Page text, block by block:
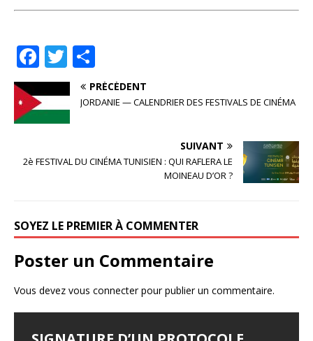
F
a
c
e
o
T
w
it
te
ar
ta
r
PRÉCÉDENT
JORDANIE — CALENDRIER DES FESTIVALS DE CINÉMA
SUIVANT
2è FESTIVAL DU CINÉMA TUNISIEN : QUI RAFLERA LE
MOINEAU D’OR ?
SOYEZ LE PREMIER À COMMENTER
Poster un Commentaire
Vous devez vous connecterpour publier un commentaire.